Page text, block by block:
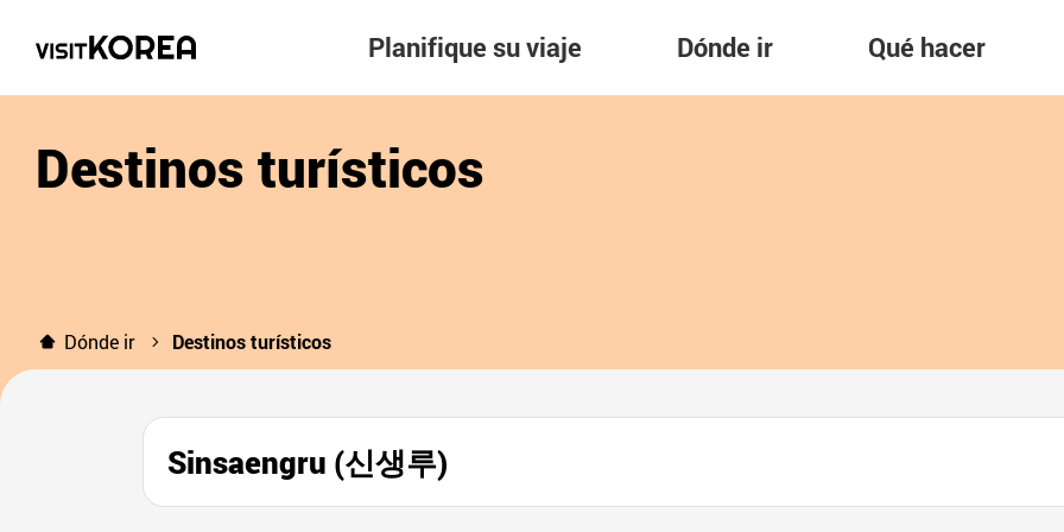
Planifique su viaje Dónde ir Qué hacer
Destinos turísticos
Dónde ir Destinos turísticos
Sinsaengru (신생루)